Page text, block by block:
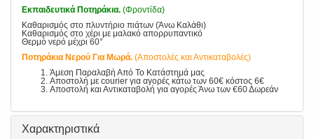
Εκπαιδευτικά Ποτηράκια. (Φροντίδα)
Καθαρισμός στο πλυντήριο πιάτων (Άνω Καλάθι)
Καθαρισμός στο χέρι με μαλακό απορρυπαντικό
Θερμό νερό μέχρι 60°
Ποτηράκια Νερού Για Μωρά. (Αποστολές και Αντικαταβολές)
Άμεση Παραλαβή Από Το Κατάστημά μας
Αποστολή με courier για αγορές κάτω των 60€ κόστος 6€
Αποστολή και Αντικαταβολή για αγορές Άνω των €60 Δωρεάν
Χαρακτηριστικά